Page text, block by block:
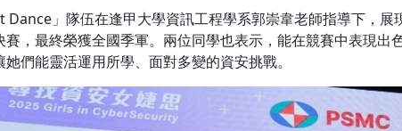
Dance」隊伍在逢甲大學資訊工程學系郭崇韋老師指導下，
賽，最終榮獲全國季軍。兩位同學也表示，能在競賽中表現出
她們能靈活運用所學、面對多變的資安挑戰。